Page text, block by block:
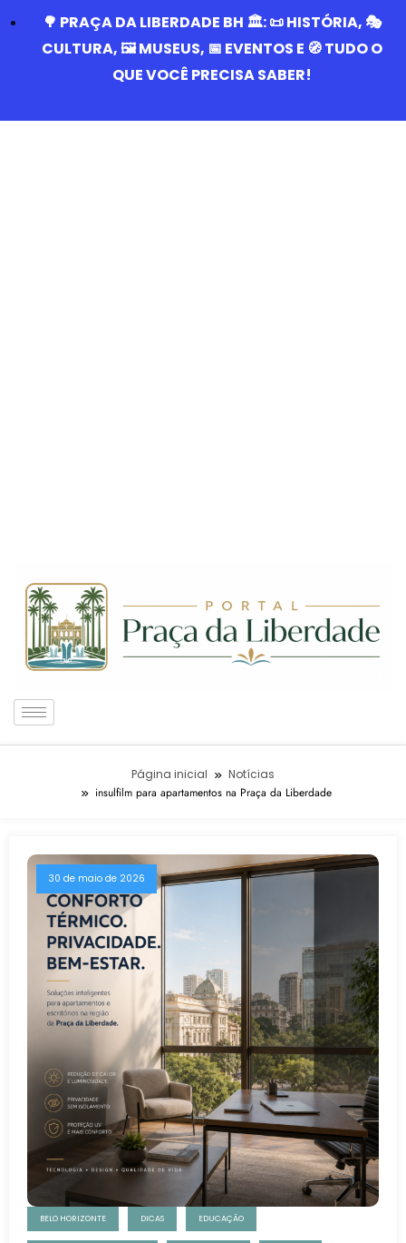
🌳 PRAÇA DA LIBERDADE BH 🏛️: 📜 HISTÓRIA, 🎭
CULTURA, 🖼️ MUSEUS, 📅 EVENTOS E 🧭 TUDO O
QUE VOCÊ PRECISA SABER!
Página inicial Notícias
insulfilm para apartamentos na Praça da Liberdade
30 de maio de 2026
BELO HORIZONTE DICAS EDUCAÇÃO